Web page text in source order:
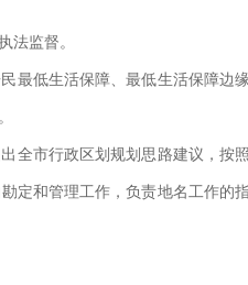
法监督。
最低生活保障、最低生活保障边
全市行政区划规划思路建议，按
定和管理工作，负责地名工作的